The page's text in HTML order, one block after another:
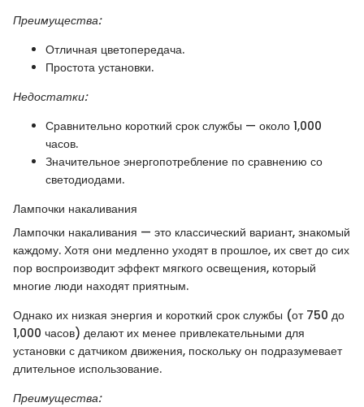
Преимущества:
Отличная цветопередача.
Простота установки.
Недостатки:
Сравнительно короткий срок службы — около 1,000
часов.
Значительное энергопотребление по сравнению со
светодиодами.
Лампочки накаливания
Лампочки накаливания — это классический вариант, знакомый
каждому. Хотя они медленно уходят в прошлое, их свет до сих
пор воспроизводит эффект мягкого освещения, который
многие люди находят приятным.
Однако их низкая энергия и короткий срок службы (от 750 до
1,000 часов) делают их менее привлекательными для
установки с датчиком движения, поскольку он подразумевает
длительное использование.
Преимущества: